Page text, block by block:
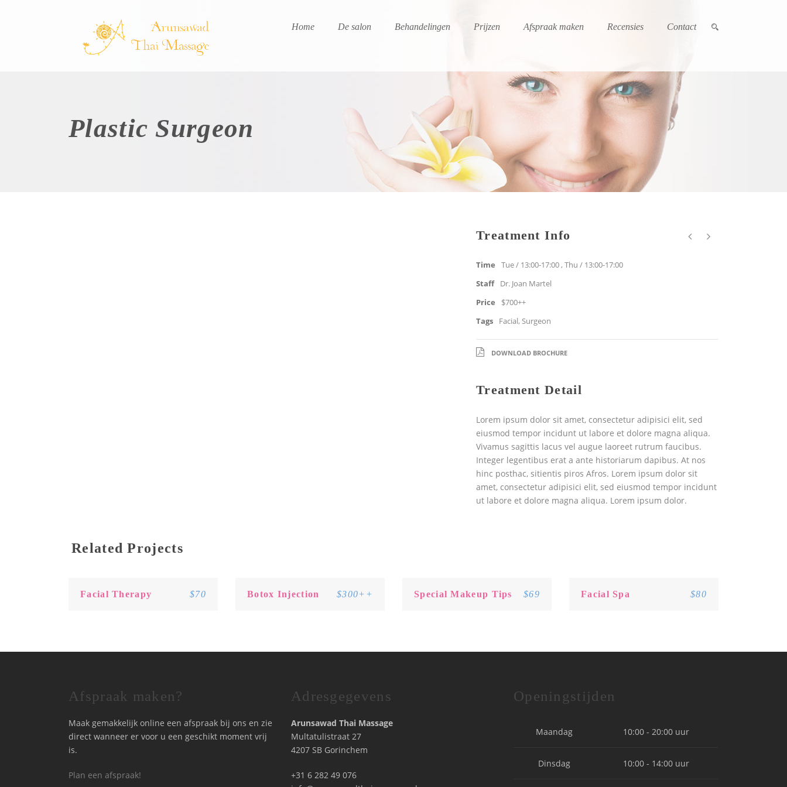
Home De salon Behandelingen Prijzen Afspraak maken Recensies Contact
Plastic Surgeon
Treatment Info
Time
Tue / 13:00-17:00 , Thu / 13:00-17:00
Staff Dr. Joan Martel
Price
$700++
Tags
Facial, Surgeon
DOWNLOAD BROCHURE
Treatment Detail
Lorem ipsum dolor sit amet, consectetur adipisici elit, sed
eiusmod tempor incidunt ut labore et dolore magna aliqua.
Vivamus sagittis lacus vel augue laoreet rutrum faucibus.
Integer legentibus erat a ante historiarum dapibus. At nos
hinc posthac, sitientis piros Afros. Lorem ipsum dolor sit
amet, consectetur adipisici elit, sed eiusmod tempor incidunt
ut labore et dolore magna aliqua. Lorem ipsum dolor.
Related Projects
Facial Therapy $70 Botox Injection $300++ Special Makeup Tips $69 Facial Spa $80
Afspraak maken?
Maak gemakkelijk online een afspraak bij ons en zie
direct wanneer er voor u een geschikt moment vrij
is.
Plan een afspraak!
Adresgegevens
Arunsawad Thai Massage
Multatulistraat 27
4207 SB Gorinchem
+31 6 282 49 076
Openingstijden
Maandag 10:00 - 20:00 uur
Dinsdag 10:00 - 14:00 uur